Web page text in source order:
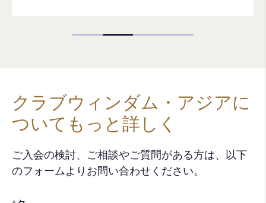
クラブウィンダム・アジアに
ついてもっと詳しく
ご入会の検討、ご相談やご質問がある方は、以下
のフォームよりお問い合わせください。​